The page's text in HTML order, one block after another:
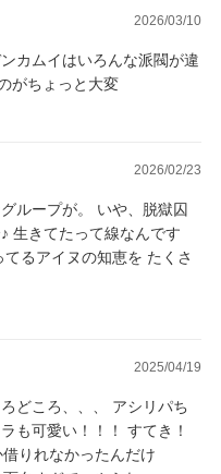
2026/03/10
カムイはいろんな派閥が違
がちょっと大変
2026/02/23
生きてたって線なんです
2025/04/19
、、 アシリパち
い！！！ すてき！